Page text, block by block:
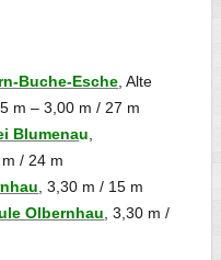
Buche-Esche , Alte
m – 3,00 m / 27 m
Blumenau
/ 24 m
, 3,30 m / 15 m
Olbernhau , 3,30 m /